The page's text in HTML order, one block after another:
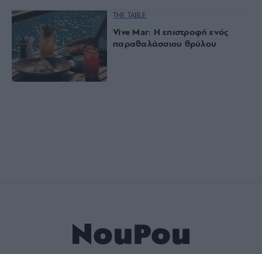
THE TABLE
Vive Mar: Η επιστροφή ενός
παραθαλάσσιου θρύλου